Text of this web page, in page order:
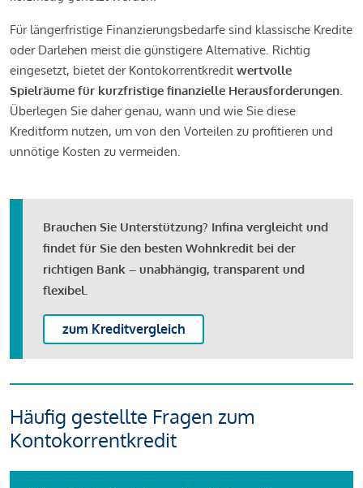
Für längerfristige Finanzierungsbedarfe sind klassische Kredite
oder Darlehen meist die günstigere Alternative. Richtig
eingesetzt, bietet der Kontokorrentkredit wertvolle
Spielräume für kurzfristige finanzielle Herausforderungen
Überlegen Sie daher genau, wann und wie Sie diese
Kreditform nutzen, um von den Vorteilen zu profitieren und
unnötige Kosten zu vermeiden.
Brauchen Sie Unterstützung? Infina vergleicht und
findet für Sie den besten Wohnkredit bei der
richtigen Bank – unabhängig, transparent und
flexibel.
zum Kreditvergleich
Häufig gestellte Fragen zum
Kontokorrentkredit